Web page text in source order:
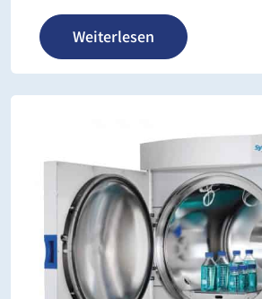
Weiterlesen